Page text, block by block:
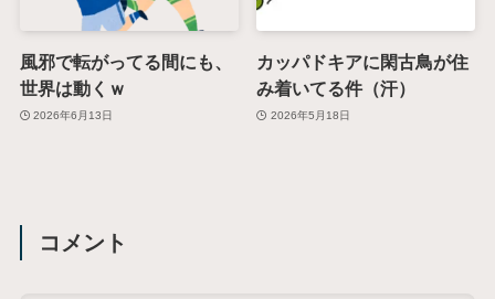
風邪で転がってる間にも、
世界は動くｗ
2026年6月13日
カッパドキアに閑古鳥が住
み着いてる件（汗）
2026年5月18日
コメント